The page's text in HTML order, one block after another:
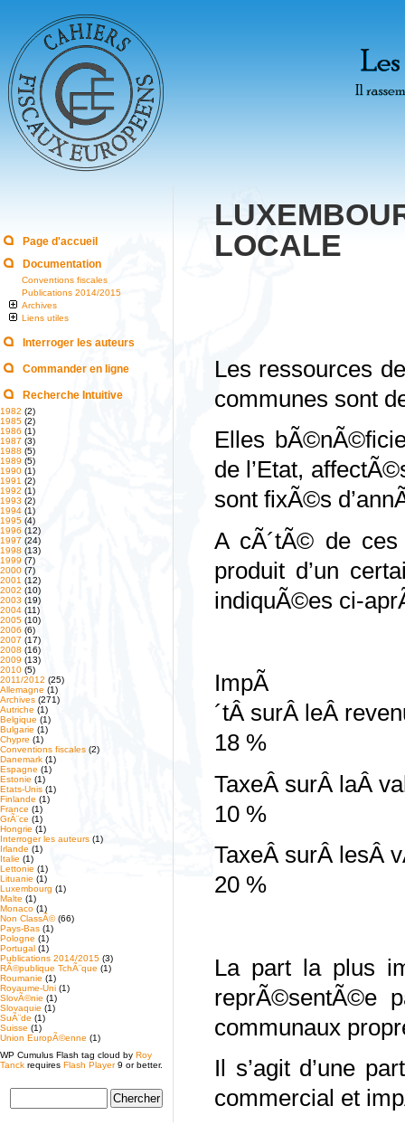
Page d'accueil
Documentation
Conventions fiscales
Publications 2014/2015
Archives
Liens utiles
Interroger les auteurs
Commander en ligne
Recherche Intuitive
1982 (2)
1985 (2)
1986 (1)
1987 (3)
1988 (5)
1989 (5)
1990 (1)
1991 (2)
1992 (1)
1993 (2)
1994 (1)
1995 (4)
1996 (12)
1997 (24)
1998 (13)
1999 (7)
2000 (7)
2001 (12)
2002 (10)
2003 (19)
2004 (11)
2005 (10)
2006 (6)
2007 (17)
2008 (16)
2009 (13)
2010 (5)
2011/2012 (25)
Allemagne (1)
Archives (271)
Autriche (1)
Belgique (1)
Bulgarie (1)
Chypre (1)
Conventions fiscales (2)
Danemark (1)
Espagne (1)
Estonie (1)
Etats-Unis (1)
Finlande (1)
France (1)
GrÃ¨ce (1)
Hongrie (1)
Interroger les auteurs (1)
Irlande (1)
Italie (1)
Lettonie (1)
Lituanie (1)
Luxembourg (1)
Malte (1)
Monaco (1)
Non ClassÃ©(66)
Pays-Bas (1)
Pologne (1)
Portugal (1)
Publications 2014/2015 (3)
RÃ©publique TchÃ¨que (1)
Roumanie (1)
Royaume-Uni (1)
SlovÃ©nie (1)
Slovaquie (1)
SuÃ¨de (1)
Suisse (1)
Union EuropÃ©enne (1)
WP Cumulus Flash tag cloud by Roy
Tanck requires Flash Player9 or better.
LOCALE
Les ressources
communes sont
Elles
de l’Etat,
sont fixÃ©s
A cÃ´tÃ© de ces
produit d’un
indiquÃ©es ci-
ImpÃ
´tÂ surÂ leÂ
18 %
TaxeÂ surÂ
10 %
TaxeÂ surÂ
20 %
La part la plus
reprÃ©sentÃ©e
communaux
Il s’agit d’une
commercial et